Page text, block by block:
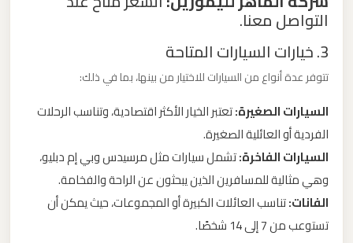
التواصل معنا.
3. خيارات السيارات المتاحة
تتوفر عدة أنواع من السيارات للاختيار من بينها، بما في ذلك:
السيارات الصغيرة:تعتبر الخيار الأكثر اقتصادية، وتناسب الرحلات
الفردية أو العائلية الصغيرة.
السيارات الفاخرة:تشمل سيارات مثل مرسيدس وبي إم دبليو،
وهي مثالية للمسافرين الذين يبحثون عن الراحة والفخامة.
الفانات:تناسب العائلات الكبيرة أو المجموعات، حيث يمكن أن
تستوعب من 7 إلى 14 شخصًا.
العرب
القاهرة
ليموزين
مطار
العرب